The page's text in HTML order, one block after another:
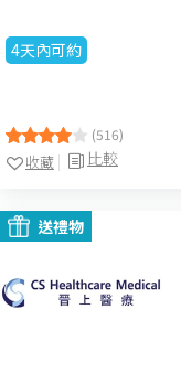
4天內可約
(516)
比較
收藏
送禮物